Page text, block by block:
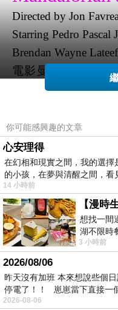
Directed by Jon
Starring Pedro Pascal
Brendan Wayne
電影曼達洛人與古
滅，帝國軍閥仍散
奇的曼達洛賞金獵
古的幫助。
本身並非是星際大
直都以為這是一部
影版。導演毛遂自
紛導致第四季的製
了該系列的未來規
有這部電影誕生，
大反攻》中帝國戰
妮薇佛飾演的沃德
星。營救被囚禁在
你可能感興趣的文章
心安理得
在幻相和現實之間，我的選
的小孩，在夢與清醒之間，
14 小時前
想找一間
湖不限時
內湖店，
3 小時前
2026/08/06
昨天沒有加班 本來想說些個
停電了！！ 崽崽當下直接一
2026-08-06